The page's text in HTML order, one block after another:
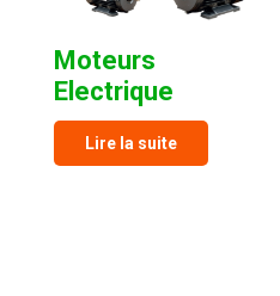
Moteurs
Electrique
Lire la suite